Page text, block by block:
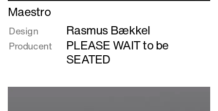
Læs
mere
om
Maestro
Maestro
Design Rasmus Bækkel
Producent
PLEASE WAIT to be
SEATED